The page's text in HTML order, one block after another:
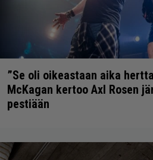
”Se oli oikeastaan aika
McKagan kertoo Axl Rosen
pestiään